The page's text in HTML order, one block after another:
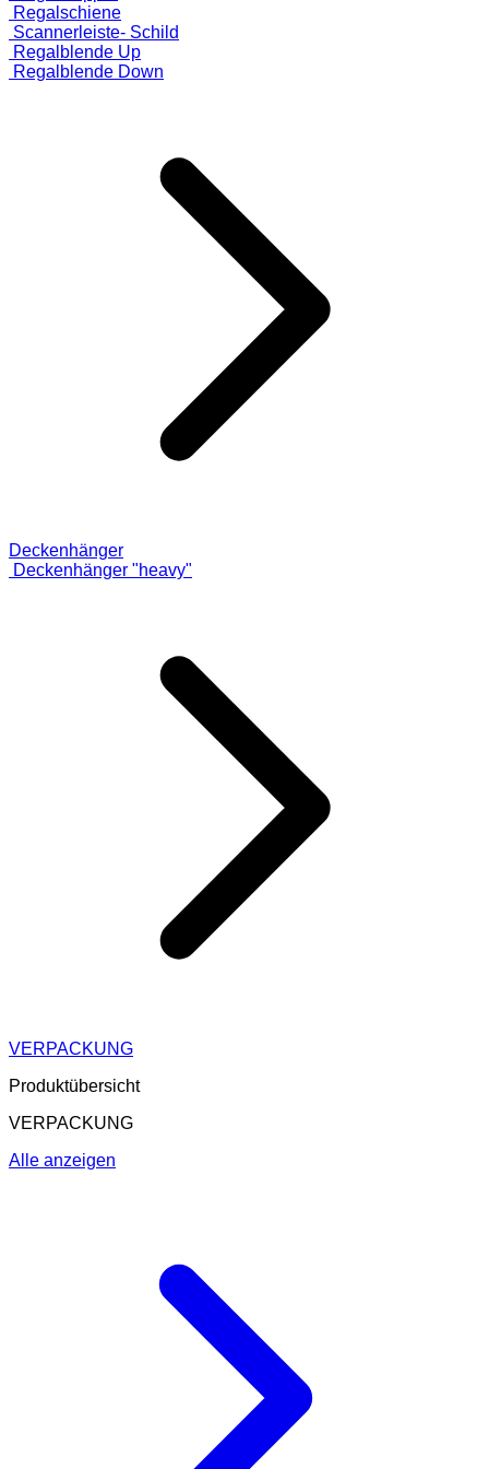
Regalschiene
Scannerleiste- Schild
Regalblende Up
Regalblende Down
Deckenhänger
Deckenhänger "heavy"
VERPACKUNG
Produktübersicht
VERPACKUNG
Alle anzeigen